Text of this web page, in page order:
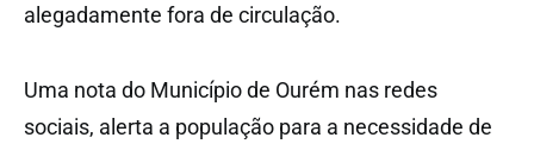
alegadamente fora de circulação.
Uma nota do Município de Ourém nas redes
sociais, alerta a população para a necessidade de